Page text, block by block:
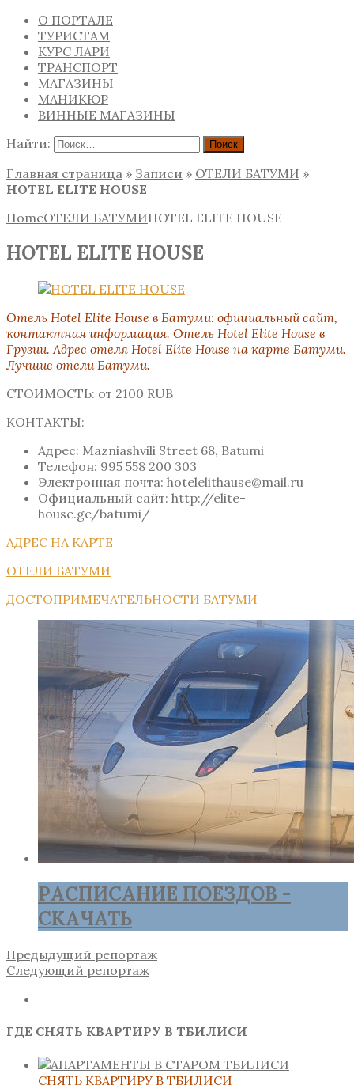
О ПОРТАЛЕ
ТУРИСТАМ
КУРС ЛАРИ
ТРАНСПОРТ
МАГАЗИНЫ
МАНИКЮР
ВИННЫЕ МАГАЗИНЫ
Найти:
Главная страница » Записи » ОТЕЛИ БАТУМИ »
HOTEL ELITE HOUSE
HomeОТЕЛИ БАТУМИHOTEL ELITE HOUSE
HOTEL ELITE HOUSE
Отель Hotel Elite House в Батуми: официальный сайт,
контактная информация. Отель Hotel Elite House в
Грузии. Адрес отеля Hotel Elite House на карте Батуми.
Лучшие отели Батуми.
СТОИМОСТЬ: от 2100 RUB
КОНТАКТЫ:
Адрес: Mazniashvili Street 68, Batumi
Телефон: 995 558 200 303
Электронная почта: hotelelithause@mail.ru
Официальный сайт: http://elite-
house.ge/batumi/
АДРЕС НА КАРТЕ
ОТЕЛИ БАТУМИ
ДОСТОПРИМЕЧАТЕЛЬНОСТИ БАТУМИ
РАСПИСАНИЕ ПОЕЗДОВ -
СКАЧАТЬ
Предыдущий репортаж
Следующий репортаж
ГДЕ СНЯТЬ КВАРТИРУ В ТБИЛИСИ
СНЯТЬ КВАРТИРУ В ТБИЛИСИ